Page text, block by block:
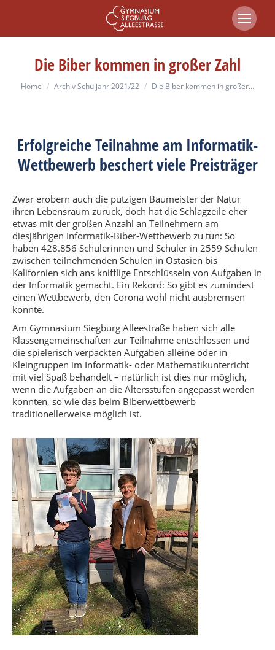
Die Biber kommen in großer Zahl
You are here:
Home Archiv Schuljahr 2021/22 Die Biber kommen in großer…
Erfolgreiche Teilnahme am Informatik-
Wettbewerb beschert viele Preisträger
Zwar erobern auch die putzigen Baumeister der Natur
ihren Lebensraum zurück, doch hat die Schlagzeile eher
etwas mit der großen Anzahl an Teilnehmern am
diesjährigen Informatik-Biber-Wettbewerb zu tun: So
haben 428.856 Schülerinnen und Schüler in 2559 Schulen
zwischen teilnehmenden Schulen in Ostasien bis
Kalifornien sich ans knifflige Entschlüsseln von Aufgaben in
der Informatik gemacht. Ein Rekord: So gibt es zumindest
einen Wettbewerb, den Corona wohl nicht ausbremsen
konnte.
Am Gymnasium Siegburg Alleestraße haben sich alle
Klassengemeinschaften zur Teilnahme entschlossen und
die spielerisch verpackten Aufgaben alleine oder in
Kleingruppen im Informatik- oder Mathematikunterricht
mit viel Spaß behandelt – natürlich ist dies nur möglich,
wenn die Aufgaben an die Altersstufen angepasst werden
konnten, so wie das beim Biberwettbewerb
traditionellerweise möglich ist.